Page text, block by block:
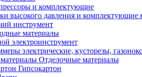
и комплектующие
высокого давления и комплектующие
инструмент
материалы
электроинструмент
электрические, кусторезы,
Отделочные материалы
Гипсокартон